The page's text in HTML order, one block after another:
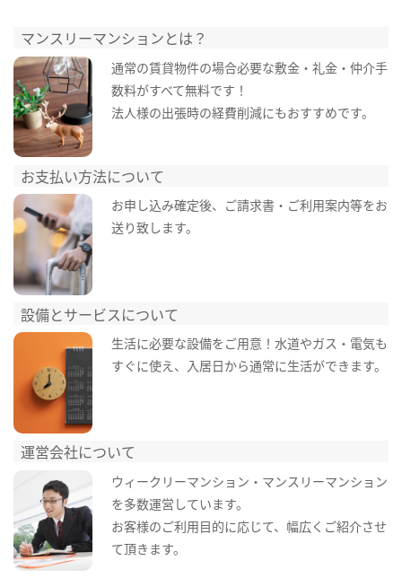
マンスリーマンションとは？
通常の賃貸物件の場合必要な敷金・礼金・仲介手
数料がすべて無料です！
法人様の出張時の経費削減にもおすすめです。
お支払い方法について
お申し込み確定後、ご請求書・ご利用案内等をお
送り致します。
設備とサービスについて
生活に必要な設備をご用意！水道やガス・電気も
すぐに使え、入居日から通常に生活ができます。
運営会社について
ウィークリーマンション・マンスリーマンション
を多数運営しています。
お客様のご利用目的に応じて、幅広くご紹介させ
て頂きます。